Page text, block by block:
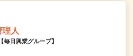
人
日興業グループ】